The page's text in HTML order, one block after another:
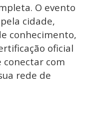
O evento
cidade,
conhecimento,
oficial
conectar com
rede de